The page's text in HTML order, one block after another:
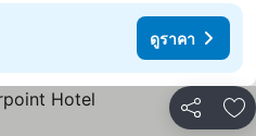
ดูราคา
แชร์ เ